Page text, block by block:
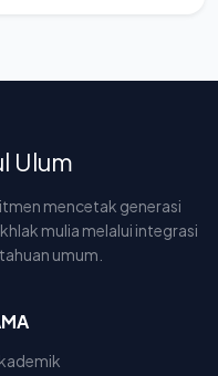
Ulum
mencetak generasi
mulia melalui integrasi
umum.